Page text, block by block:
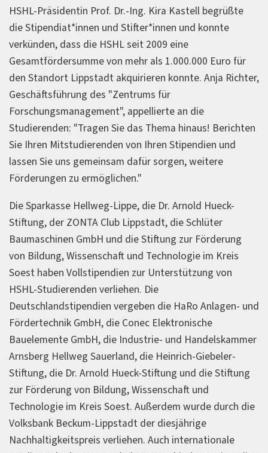
HSHL-Präsidentin Prof. Dr.-Ing. Kira Kastell begrüßte
die Stipendiat*innen und Stifter*innen und konnte
verkünden, dass die HSHL seit 2009 eine
Gesamtfördersumme von mehr als 1.000.000 Euro für
den Standort Lippstadt akquirieren konnte. Anja Richter,
Geschäftsführung des "Zentrums für
Forschungsmanagement", appellierte an die
Studierenden: "Tragen Sie das Thema hinaus! Berichten
Sie Ihren Mitstudierenden von Ihren Stipendien und
lassen Sie uns gemeinsam dafür sorgen, weitere
Förderungen zu ermöglichen."
Die Sparkasse Hellweg-Lippe, die Dr. Arnold Hueck-
Stiftung, der ZONTA Club Lippstadt, die Schlüter
Baumaschinen GmbH und die Stiftung zur Förderung
von Bildung, Wissenschaft und Technologie im Kreis
Soest haben Vollstipendien zur Unterstützung von
HSHL-Studierenden verliehen. Die
Deutschlandstipendien vergeben die HaRo Anlagen- und
Fördertechnik GmbH, die Conec Elektronische
Bauelemente GmbH, die Industrie- und Handelskammer
Arnsberg Hellweg Sauerland, die Heinrich-Giebeler-
Stiftung, die Dr. Arnold Hueck-Stiftung und die Stiftung
zur Förderung von Bildung, Wissenschaft und
Technologie im Kreis Soest. Außerdem wurde durch die
Volksbank Beckum-Lippstadt der diesjährige
Nachhaltigkeitspreis verliehen. Auch internationale